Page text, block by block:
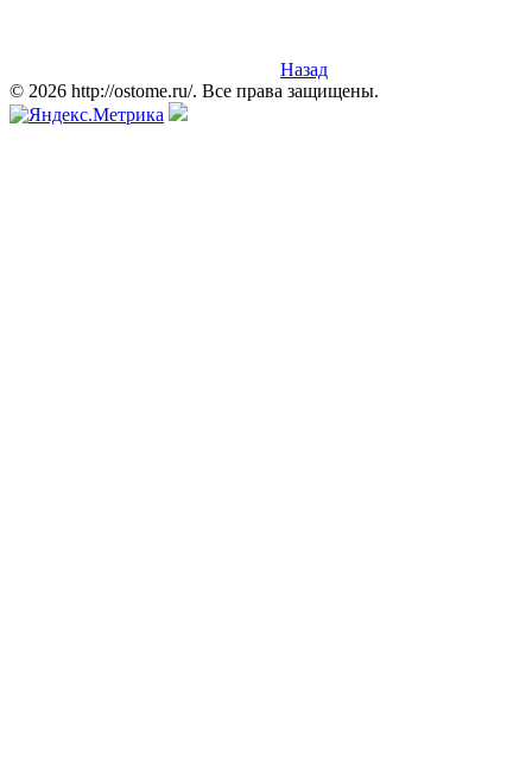
Назад
© 2026 http://ostome.ru/. Все права защищены.